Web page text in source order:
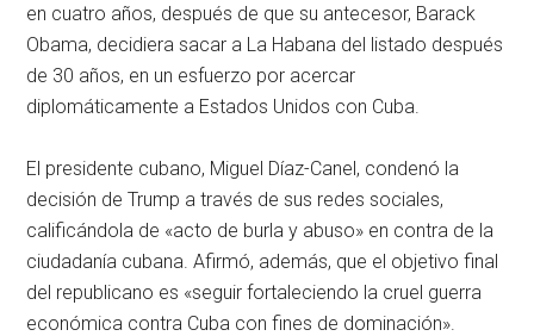
en cuatro años, después de que su antecesor, Barack
Obama, decidiera sacar a La Habana del listado después
de 30 años, en un esfuerzo por acercar
diplomáticamente a Estados Unidos con Cuba.
El presidente cubano, Miguel Díaz-Canel, condenó la
decisión de Trump a través de sus redes sociales,
calificándola de «acto de burla y abuso» en contra de la
ciudadanía cubana. Afirmó, además, que el objetivo final
del republicano es «seguir fortaleciendo la cruel guerra
económica contra Cuba con fines de dominación».